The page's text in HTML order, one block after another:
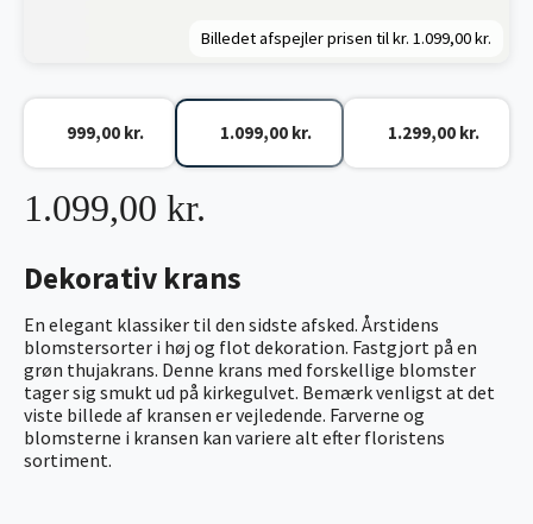
Billedet afspejler prisen til kr. 1.099,00 kr.
Dekorativ krans
En elegant klassiker til den sidste afsked. Årstidens
blomstersorter i høj og flot dekoration. Fastgjort på en
grøn thujakrans. Denne krans med forskellige blomster
tager sig smukt ud på kirkegulvet. Bemærk venligst at det
viste billede af kransen er vejledende. Farverne og
blomsterne i kransen kan variere alt efter floristens
sortiment.
1.099,00 kr.
999,00 kr. 1.099,00 kr. 1.299,00 kr.